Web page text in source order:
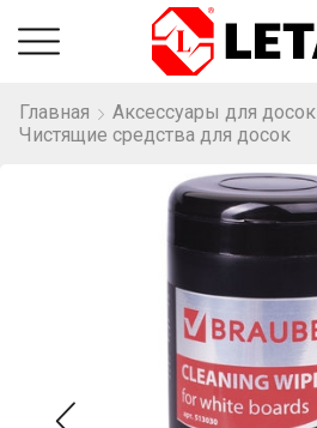
Главная
Аксессуары для досок
Чистящие средства для досок